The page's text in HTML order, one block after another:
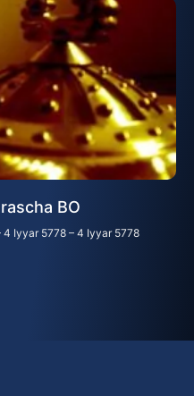
BO
4 Iyyar 5778 – 4 Iyyar 5778